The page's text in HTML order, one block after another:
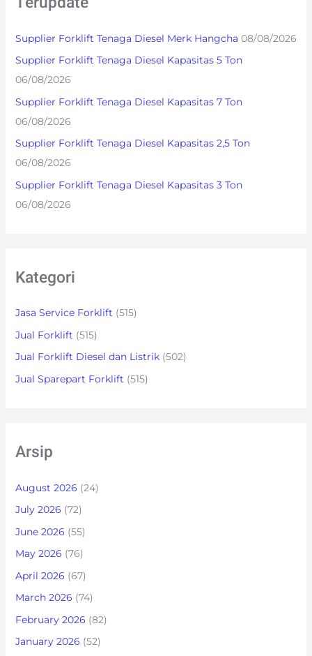
c
f
o
r
:
Supplier Forklift Tenaga Diesel Merk Hangcha 08/08/2026
Supplier Forklift Tenaga Diesel Kapasitas 5 Ton
06/08/2026
Supplier Forklift Tenaga Diesel Kapasitas 7 Ton
06/08/2026
Supplier Forklift Tenaga Diesel Kapasitas 2,5 Ton
06/08/2026
Supplier Forklift Tenaga Diesel Kapasitas 3 Ton
06/08/2026
Kategori
Jasa Service Forklift (515)
Jual Forklift (515)
Jual Forklift Diesel dan Listrik(502)
Jual Sparepart Forklift (515)
Arsip
August 2026 (24)
July 2026 (72)
June 2026 (55)
May 2026 (76)
April 2026 (67)
March 2026 (74)
February 2026 (82)
January 2026 (52)